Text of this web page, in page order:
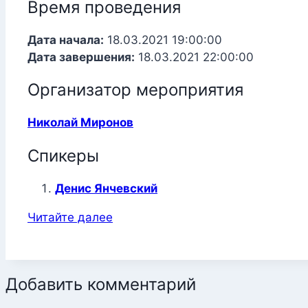
Время проведения
Дата начала: 18.03.2021 19:00:00
Дата завершения: 18.03.2021 22:00:00
Организатор мероприятия
Николай Миронов
Спикеры
Денис Янчевский
Читайте далее
Добавить комментарий